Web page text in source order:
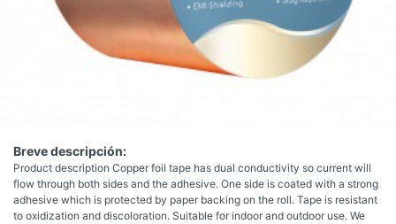
Breve descripción:
Product description Copper foil tape has dual conductivity so current will
flow through both sides and the adhesive. One side is coated with a strong
adhesive which is protected by paper backing on the roll. Tape is resistant
to oxidization and discoloration. Suitable for indoor and outdoor use. We